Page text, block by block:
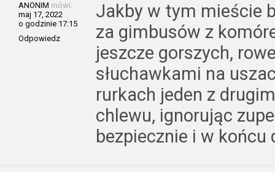
ANONIM mówi:
maj 17, 2022
o godzinie 17:15
Odpowiedz
Jakby w tym mieście
za gimbusów z
jeszcze gorszych,
słuchawkami na
rurkach jeden z
chlewu, ignorując
bezpiecznie i w końcu